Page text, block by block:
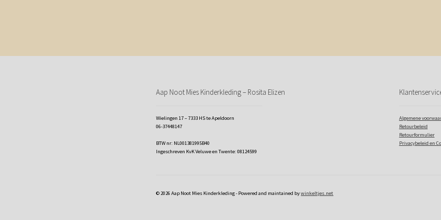
Aap Noot Mies Kinderkleding – Rosita Elizen
Wielingen 17 – 7333 HS te Apeldoorn
06-37448147
BTW nr: NL001381995B40
Ingeschreven KvK Veluwe en Twente: 08124599
Algemene
Retourbeleid
Retourformulier
Privacybeleid en
© 2026 Aap Noot Mies Kinderkleding - Powered and maintained bywinkeltjes.net